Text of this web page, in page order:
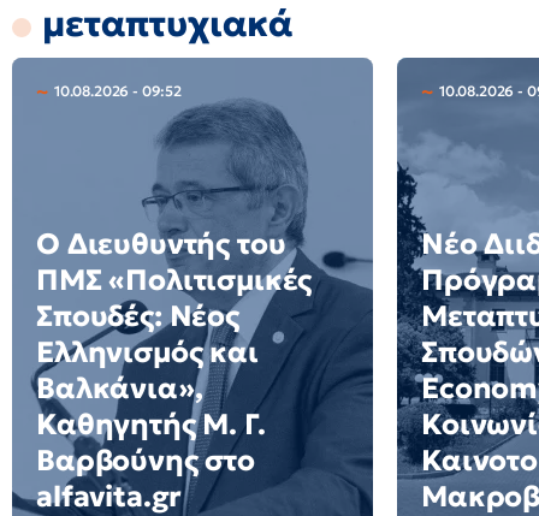
μεταπτυχιακά
10.08.2026 - 09:52
Ο Διευθυντής του
ΠΜΣ «Πολιτισμικές
Σπουδές: Νέος
Ελληνισμός και
Βαλκάνια»,
Καθηγητής Μ. Γ.
Βαρβούνης στο
alfavita.gr
10.08.2026 -
Νέο